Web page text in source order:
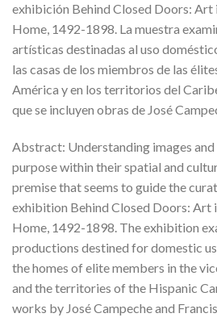
exhibición Behind Closed Doors: Art
Home, 1492-1898. La muestra
artísticas destinadas al uso
las casas de los miembros de las
América y en los territorios del
que se incluyen obras de José
Abstract: Understanding images
purpose within their spatial and
premise that seems to guide the
exhibition Behind Closed Doors: Art
Home, 1492-1898. The exhibition
productions destined for domestic
the homes of elite members in the
and the territories of the Hispanic
works by José Campeche and